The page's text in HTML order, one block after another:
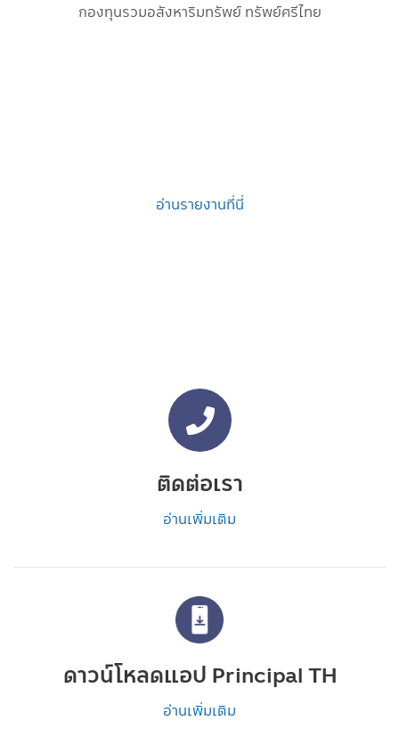
กองทุนรวมอสังหาริมทรัพย์ ทรัพย์ศรีไทย
อ่านรายงานที่นี่
ติดต่อเรา
อ่านเพิ่มเติม
ดาวน์โหลดแอป Principal TH
อ่านเพิ่มเติม